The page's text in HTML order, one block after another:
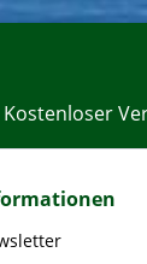
Kostenloser